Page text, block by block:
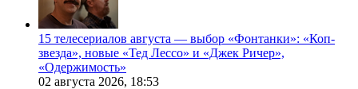
15 телесериалов августа — выбор «Фонтанки»: «Коп-
звезда», новые «Тед Лессо» и «Джек Ричер»,
«Одержимость»
02 августа 2026, 18:53